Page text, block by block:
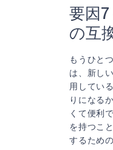
要因
の互
もうひと
は、新し
用してい
りになる
くて便利
を持つこ
するため